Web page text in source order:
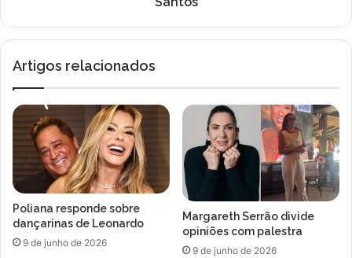
r
u
t
r
a
S
i
f
ô
n
e
a
d
o
d
e
a
ú
d
Artigos relacionados
Poliana responde sobre
dançarinas de Leonardo
9 de junho de 2026
Margareth Serrão divide
opiniões com palestra
9 de junho de 2026